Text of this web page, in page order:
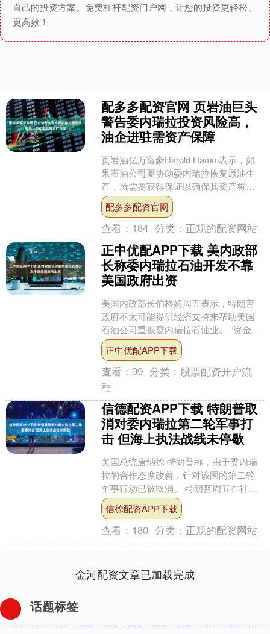
自己的投资方案。免费杠杆配资门户网，让您的投资更轻松、
更高效！
配多多配资官网 页岩油巨头
警告委内瑞拉投资风险高，
油企进驻需资产保障
页岩油亿万富豪Harold Hamm表示，如
果石油公司要协助委内瑞拉恢复原油生
产，就需要获得保证以确保其资产将来
不会被委内瑞拉没收。 “委内瑞拉存在很
大的地缘政....
配多多配资官网
查看： 184 分类： 正规的配资网站
正中优配APP下载 美内政部
长称委内瑞拉石油开发不靠
美国政府出资
美国内政部长伯格姆周五表示，特朗普
政府不太可能提供经济支持来帮助美国
石油公司重振委内瑞拉石油业。 “资金将
来自资本市场和能源公司，”兼任白宫国
家能源主导委员会负....
正中优配APP下载
查看：99 分类： 股票配资开户流
程
信德配资APP下载 特朗普取
消对委内瑞拉第二轮军事打
击 但海上执法战线未停歇
美国总统唐纳德·特朗普称，由于委内瑞
拉的合作态度改善，针对该国的第二轮
军事行动已被取消。 特朗普周五在社交
媒体上发帖称，委内瑞拉正与美国密切
合作以重建油气基础设....
信德配资APP下载
查看： 180 分类： 正规的配资网站
金河配资文章已加载完成
话题标签